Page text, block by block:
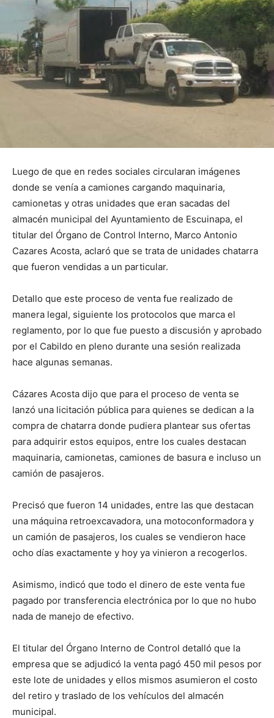
Luego de que en redes sociales circularan imágenes
donde se venía a camiones cargando maquinaria,
camionetas y otras unidades que eran sacadas del
almacén municipal del Ayuntamiento de Escuinapa, el
titular del Órgano de Control Interno, Marco Antonio
Cazares Acosta, aclaró que se trata de unidades chatarra
que fueron vendidas a un particular.
Detallo que este proceso de venta fue realizado de
manera legal, siguiente los protocolos que marca el
reglamento, por lo que fue puesto a discusión y aprobado
por el Cabildo en pleno durante una sesión realizada
hace algunas semanas.
Cázares Acosta dijo que para el proceso de venta se
lanzó una licitación pública para quienes se dedican a la
compra de chatarra donde pudiera plantear sus ofertas
para adquirir estos equipos, entre los cuales destacan
maquinaria, camionetas, camiones de basura e incluso un
camión de pasajeros.
Precisó que fueron 14 unidades, entre las que destacan
una máquina retroexcavadora, una motoconformadora y
un camión de pasajeros, los cuales se vendieron hace
ocho días exactamente y hoy ya vinieron a recogerlos.
Asimismo, indicó que todo el dinero de este venta fue
pagado por transferencia electrónica por lo que no hubo
nada de manejo de efectivo.
El titular del Órgano Interno de Control detalló que la
empresa que se adjudicó la venta pagó 450 mil pesos por
este lote de unidades y ellos mismos asumieron el costo
del retiro y traslado de los vehículos del almacén
municipal.